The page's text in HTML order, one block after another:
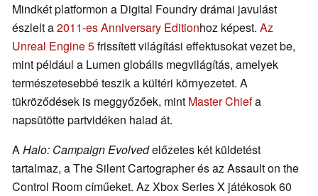
Mindkét platformon a Digital Foundry drámai javulást
észlelt a2011-es Anniversary Editionhoz képest. Az
Unreal Engine 5frissített világítási effektusokat vezet be,
mint például a Lumen globális megvilágítás, amelyek
természetesebbé teszik a kültéri környezetet. A
tükröződések is meggyőzőek, mint Master Chiefa
napsütötte partvidéken halad át.
AHalo: Campaign Evolvedelőzetes két küldetést
tartalmaz, a The Silent Cartographer és az Assault on the
Control Room címűeket. Az Xbox Series X játékosok 60